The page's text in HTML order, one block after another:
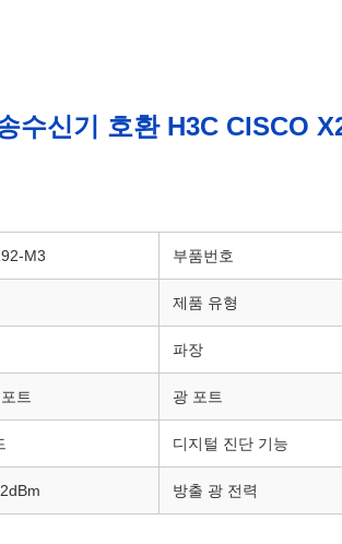
수신기 호환 H3C CISCO
M3 부품번호
제품 유형
파장
트 광 포트
디지털 진단 기능
방출 광 전력